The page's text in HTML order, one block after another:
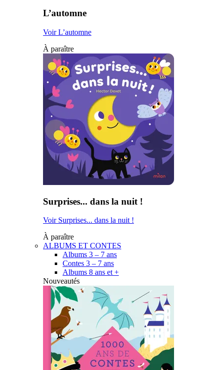
L’automne
Voir L’automne
À paraître
Surprises... dans la nuit !
Voir Surprises... dans la nuit !
À paraître
ALBUMS ET CONTES
Albums 3 – 7 ans
Contes 3 – 7 ans
Albums 8 ans et +
Nouveautés